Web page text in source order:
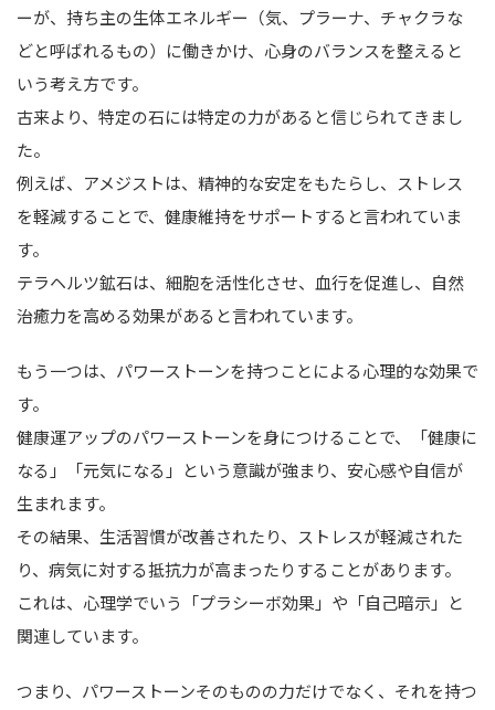
ーが、持ち主の生体エネルギー（気、プラーナ、チャクラな
どと呼ばれるもの）に働きかけ、心身のバランスを整えると
いう考え方です。
古来より、特定の石には特定の力があると信じられてきまし
た。
例えば、アメジストは、精神的な安定をもたらし、ストレス
を軽減することで、健康維持をサポートすると言われていま
す。
テラヘルツ鉱石は、細胞を活性化させ、血行を促進し、自然
治癒力を高める効果があると言われています。
もう一つは、パワーストーンを持つことによる心理的な効果で
す。
健康運アップのパワーストーンを身につけることで、「健康に
なる」「元気になる」という意識が強まり、安心感や自信が
生まれます。
その結果、生活習慣が改善されたり、ストレスが軽減された
り、病気に対する抵抗力が高まったりすることがあります。
これは、心理学でいう「プラシーボ効果」や「自己暗示」と
関連しています。
つまり、パワーストーンそのものの力だけでなく、それを持つ